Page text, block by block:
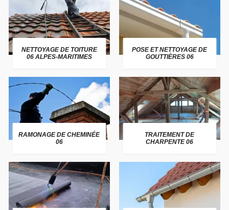
NETTOYAGE DE TOITURE
06 ALPES-MARITIMES
POSE ET NETTOYAGE DE
GOUTTIÈRES 06
RAMONAGE DE CHEMINÉE
06
TRAITEMENT DE
CHARPENTE 06